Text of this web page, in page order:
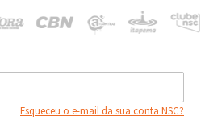
Esqueceu o e-mail da sua conta NSC?